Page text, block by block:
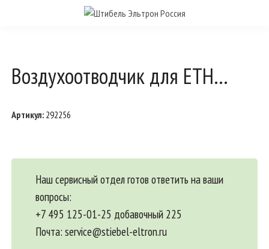
Воздухоотводчик для ETH…
Артикул: 292256
Наш сервисный отдел готов ответить на ваши
вопросы:
+7 495 125-01-25 добавочный 225
Почта: service@stiebel-eltron.ru